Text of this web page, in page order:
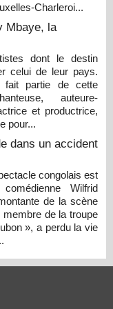
Charleroi...
Mbaye, la
dont le destin
celui de leur pays.
fait partie de cette
auteure-
et productrice,
pour...
dans un accident
congolais est
Wilfrid
de la scène
membre de la troupe
», a perdu la vie